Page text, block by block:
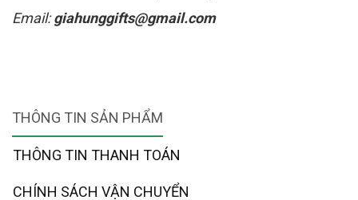
Email:giahunggifts@gmail.com
THÔNG TIN SẢN PHẨM
THÔNG TIN THANH TOÁN
CHÍNH SÁCH VẬN CHUYỂN